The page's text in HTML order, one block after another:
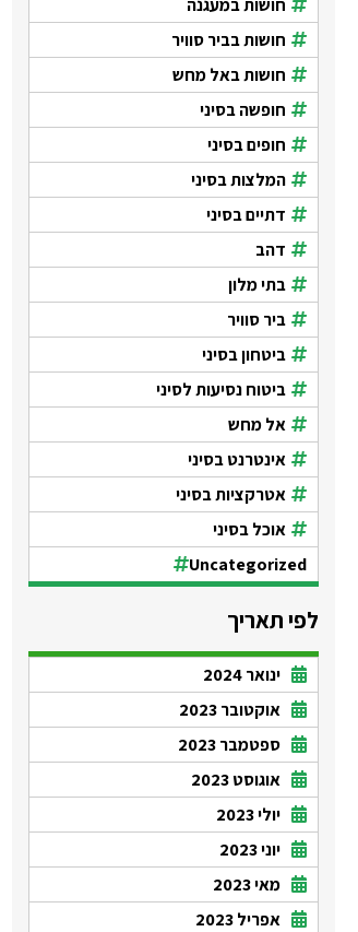
חושות במעגנה
חושות בביר סוויר
חושות באל מחש
חופשה בסיני
חופים בסיני
המלצות בסיני
דתיים בסיני
דהב
בתי מלון
ביר סוויר
ביטחון בסיני
ביטוח נסיעות לסיני
אל מחש
אינטרנט בסיני
אטרקציות בסיני
אוכל בסיני
Uncategorized
לפי תאריך
ינואר 2024
אוקטובר 2023
ספטמבר 2023
אוגוסט 2023
יולי 2023
יוני 2023
מאי 2023
אפריל 2023